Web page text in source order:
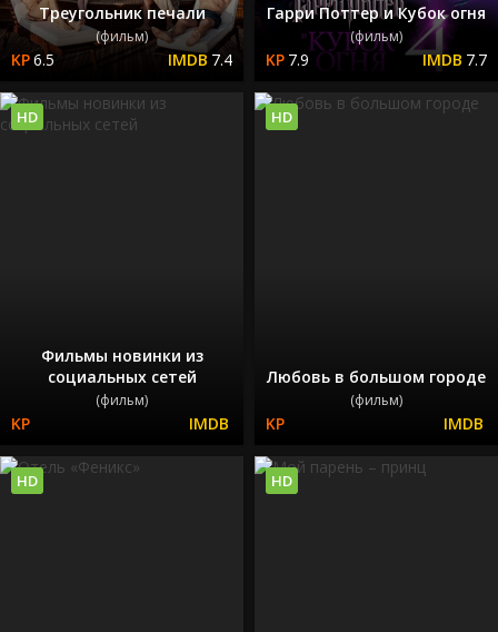
Треугольник печали
(фильм)
6.5 7.4
Гарри Поттер и Кубок огня
(фильм)
7.9 7.7
Фильмы новинки из
социальных сетей
(фильм)
HD
Любовь в большом городе
(фильм)
HD
HD HD